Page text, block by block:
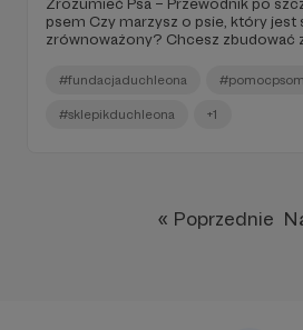
psem Czy marzysz o psie, który jest
zrównoważony? Chcesz zbudować
zakupu. Mamy dla Was kod rabatowy!
#fundacjaduchleona #pomocpsom
#sklepikduchleona +1
« Poprzednie